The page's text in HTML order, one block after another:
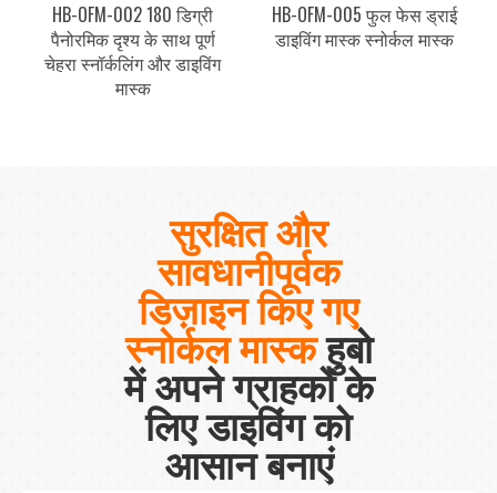
HB-OFM-002 180 डिग्री
पैनोरमिक दृश्य के साथ पूर्ण
चेहरा स्नॉर्कलिंग और डाइविंग
मास्क
HB-OFM-005 फुल फेस ड्राई
डाइविंग मास्क स्नोर्कल मास्क
सुरक्षित और
सावधानीपूर्वक
डिज़ाइन किए गए
स्नोर्कल मास्कहुबो
में अपने ग्राहकों के
लिए डाइविंग को
आसान बनाएं